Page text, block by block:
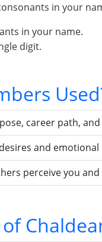
in your
in your name.
digit.
career path,
and
perceive you